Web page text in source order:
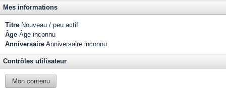
Mes informations
Titre Nouveau / peu actif
Âge Âge inconnu
Anniversaire Anniversaire inconnu
Contrôles utilisateur
Mon contenu